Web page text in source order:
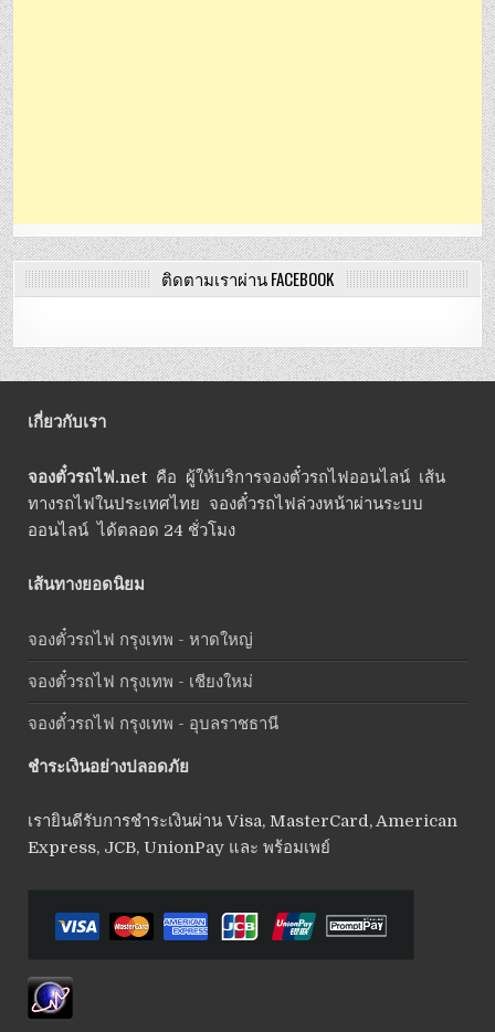
ติดตามเราผ่าน FACEBOOK
เกี่ยวกับเรา
จองตั๋วรถไฟ.net คือ ผู้ให้บริการจองตั๋วรถไฟออนไลน์ เส้น
ทางรถไฟในประเทศไทย จองตั๋วรถไฟล่วงหน้าผ่านระบบ
ออนไลน์ ได้ตลอด 24 ชั่วโมง
เส้นทางยอดนิยม
จองตั๋วรถไฟ กรุงเทพ - หาดใหญ่
จองตั๋วรถไฟ กรุงเทพ - เชียงใหม่
จองตั๋วรถไฟ กรุงเทพ - อุบลราชธานี
ชำระเงินอย่างปลอดภัย
เรายินดีรับการชำระเงินผ่าน Visa, MasterCard, American
Express, JCB, UnionPay และ พร้อมเพย์